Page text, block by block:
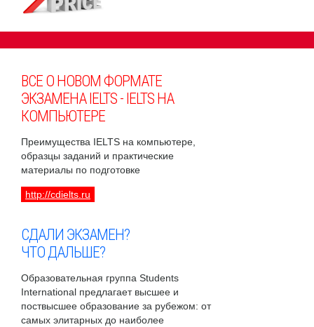
ВСЕ О НОВОМ ФОРМАТЕ
ЭКЗАМЕНА IELTS - IELTS НА
КОМПЬЮТЕРЕ
Преимущества IELTS на компьютере,
образцы заданий и практические
материалы по подготовке
http://cdielts.ru
СДАЛИ ЭКЗАМЕН?
ЧТО ДАЛЬШЕ?
Образовательная группа Students
International предлагает высшее и
поствысшее образование за рубежом: от
самых элитарных до наиболее